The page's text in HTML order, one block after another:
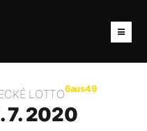
LOTTO6aus49
7. 2020